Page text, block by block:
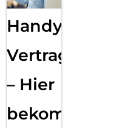
Handy
– Hier
bekommst